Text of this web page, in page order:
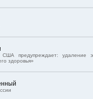
США предупреждает: удаление
здоровья»